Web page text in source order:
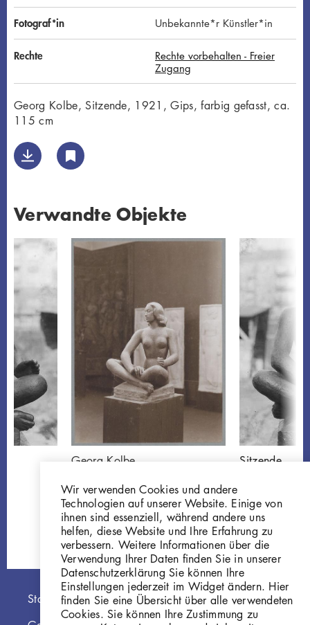
Fotograf*in Unbekannte*r Künstler*in
Rechte
Rechte vorbehalten - Freier
Zugang
Georg Kolbe, Sitzende, 1921, Gips, farbig gefasst, ca.
115 cm
Verwandte Objekte
Georg Kolbe
farbig gefasst
GKFo-0201_001
Sitzende
Hauptnavigation
Startseite
Wir verwenden Cookies und andere
Technologien auf unserer Website. Einige von
ihnen sind essenziell, während andere uns
helfen, diese Website und Ihre Erfahrung zu
verbessern. Weitere Informationen über die
Verwendung Ihrer Daten finden Sie in unserer
Datenschutzerklärung Sie können Ihre
Einstellungen jederzeit im Widget ändern. Hier
finden Sie eine Übersicht über alle verwendeten
Cookies. Sie können Ihre Zustimmung zu